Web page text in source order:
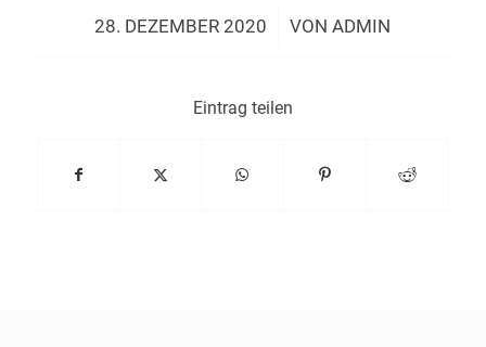
28. DEZEMBER 2020
/ VONADMIN
Eintrag teilen